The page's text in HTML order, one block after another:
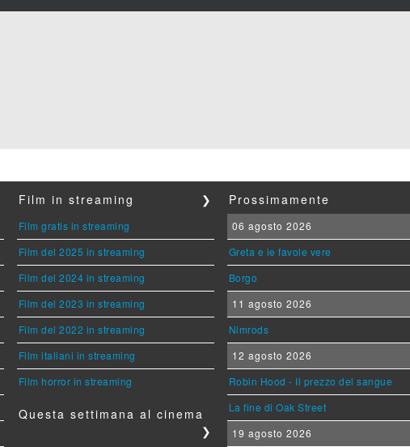
Film in streaming ❯
Film gratis in streaming
Film del 2025 in streaming
Film del 2024 in streaming
Film del 2023 in streaming
Film del 2022 in streaming
Film italiani in streaming
Film horror in streaming
Questa settimana al cinema
❯
Prossimamente
06 agosto 2026
Greta e le favole vere
Borgo
11 agosto 2026
Nimrods
12 agosto 2026
Robin Hood - Il prezzo del sangue
La fine di Oak Street
19 agosto 2026